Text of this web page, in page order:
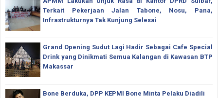
Terkait Pekerjaan Jalan Tabone, Nosu, Pana,
Infrastrukturnya Tak Kunjung Selesai
Grand Opening Sudut Lagi Hadir Sebagai Cafe Special
Drink yang Dinikmati Semua Kalangan di Kawasan BTP
Makassar
Bone Berduka, DPP KEPMI Bone Minta Pelaku Diadili